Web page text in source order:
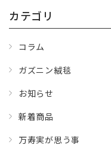
カテゴリ
コラム
ガズニン絨毯
お知らせ
新着商品
万寿実が思う事